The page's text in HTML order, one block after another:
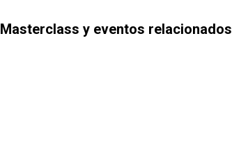
Masterclass y eventos relacionados